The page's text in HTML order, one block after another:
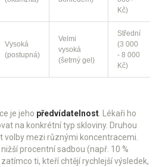
Kč)
Vysoká
(postupná)
Velmi
vysoká
(šetrný gel)
Střední
(3 000
- 8 000
Kč)
je jeho předvídatelnost . Lékaři ho
na konkrétní typ skloviny. Druhou
volby mezi různými koncentracemi.
procentní sadbou (např. 10 %
ti, kteří chtějí rychlejší výsledek,